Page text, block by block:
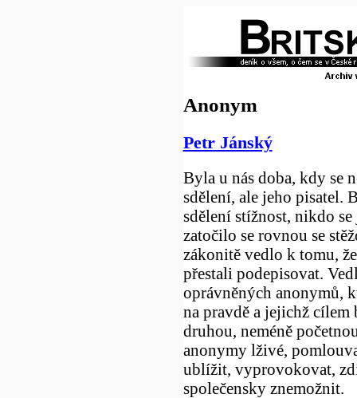
Anonym
Petr Jánský
Byla u nás doba, kdy se
sdělení, ale jeho pisatel.
sdělení stížnost, nikdo
zatočilo se rovnou se
zákonitě vedlo k tomu,
přestali podepisovat.
oprávněných anonymů,
na pravdě a jejichž cílem
druhou, neméně
anonymy lživé,
ublížit, vyprovokovat,
společensky znemožnit.